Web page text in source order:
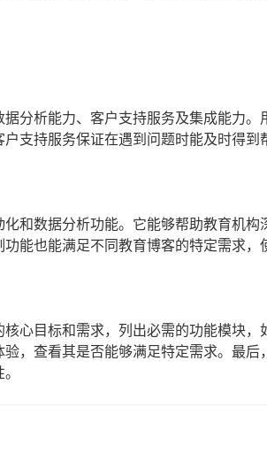
分析能力、客户支持服务及集成能力。
支持服务保证在遇到问题时能及时得到
和数据分析功能。它能够帮助教育机构
能也能满足不同教育博客的特定需求，
心目标和需求，列出必需的功能模块，
，查看其是否能够满足特定需求。最后